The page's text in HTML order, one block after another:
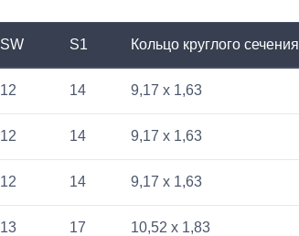
SW S1 Кольцо круглого сечения
12 14 9,17 x 1,63
12 14 9,17 x 1,63
12 14 9,17 x 1,63
13 17 10,52 x 1,83